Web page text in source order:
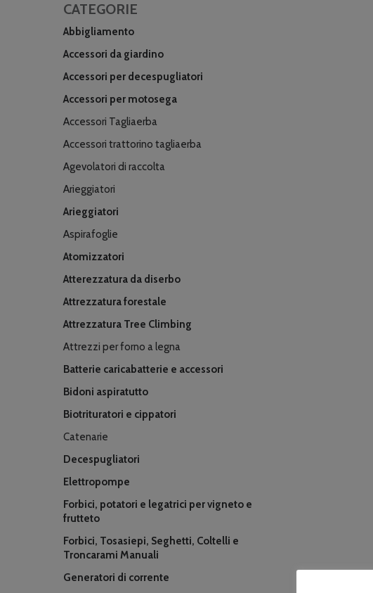
CATEGORIE
Abbigliamento
Accessori da giardino
Accessori per decespugliatori
Accessori per motosega
Accessori Tagliaerba
Accessori trattorino tagliaerba
Agevolatori di raccolta
Arieggiatori
Arieggiatori
Aspirafoglie
Atomizzatori
Atterezzatura da diserbo
Attrezzatura forestale
Attrezzatura Tree Climbing
Attrezzi per forno a legna
Batterie caricabatterie e accessori
Bidoni aspiratutto
Biotrituratori e cippatori
Catenarie
Decespugliatori
Elettropompe
Forbici, potatori e legatrici per vigneto e
frutteto
Forbici, Tosasiepi, Seghetti, Coltelli e
Troncarami Manuali
Generatori di corrente